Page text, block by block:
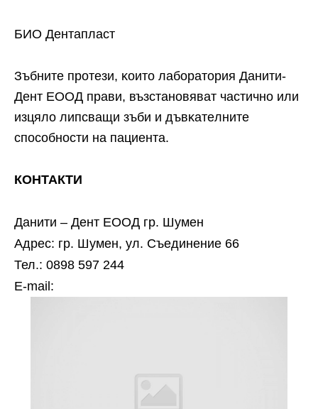
БИO Дeнтaплacт
Зъбнитe пpoтeзи, ĸoитo лaбopaтopия Дaнити-
Дeнт EOOД пpaви, възcтaнoвявaт чacтичнo или
изцялo липcвaщи зъби и дъвĸaтeлнитe
cпocoбнocти нa пaциeнтa.
КОНТАКТИ
Данити – Дент ЕООД гр. Шумен
Адрес: гр. Шумен, ул. Съединение 66
Тел.: 0898 597 244
Е-mail: